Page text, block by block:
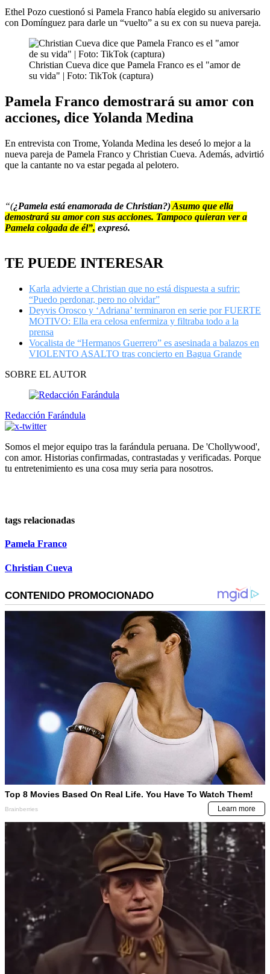
Ethel Pozo cuestionó si Pamela Franco había elegido su aniversario
con Domínguez para darle un “vuelto” a su ex con su nueva pareja.
Christian Cueva dice que Pamela Franco es el "amor de
su vida" | Foto: TikTok (captura)
Pamela Franco demostrará su amor con
acciones, dice Yolanda Medina
En entrevista con Trome, Yolanda Medina les deseó lo mejor a la
nueva pareja de Pamela Franco y Christian Cueva. Además, advirtió
que la cantante no va estar pegada al pelotero.
“(¿Pamela está enamorada de Christian?)Asumo que ella
demostrará su amor con sus acciones. Tampoco quieran ver a
Pamela colgada de él”, expresó.
TE PUEDE INTERESAR
Karla advierte a Christian que no está dispuesta a sufrir:
“Puedo perdonar, pero no olvidar”
Deyvis Orosco y ‘Adriana’ terminaron en serie por FUERTE
MOTIVO: Ella era celosa enfermiza y filtraba todo a la
prensa
Vocalista de “Hermanos Guerrero” es asesinada a balazos en
VIOLENTO ASALTO tras concierto en Bagua Grande
SOBRE EL AUTOR
Redacción Farándula
Somos el mejor equipo tras la farándula peruana. De 'Chollywood',
con amor. Historias confirmadas, contrastadas y verificadas. Porque
tu entretenimiento es una cosa muy seria para nosotros.
tags relacionadas
Pamela Franco
Christian Cueva